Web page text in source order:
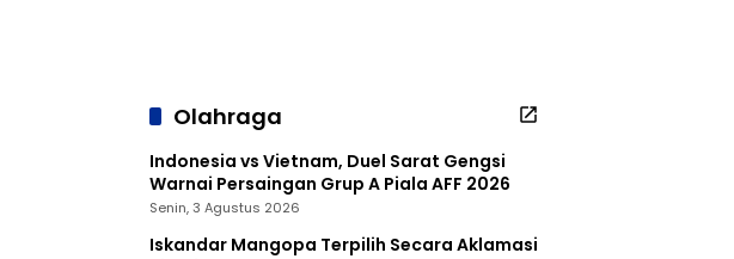
Olahraga
Indonesia vs Vietnam, Duel Sarat Gengsi
Warnai Persaingan Grup A Piala AFF 2026
Senin, 3 Agustus 2026
Iskandar Mangopa Terpilih Secara Aklamasi